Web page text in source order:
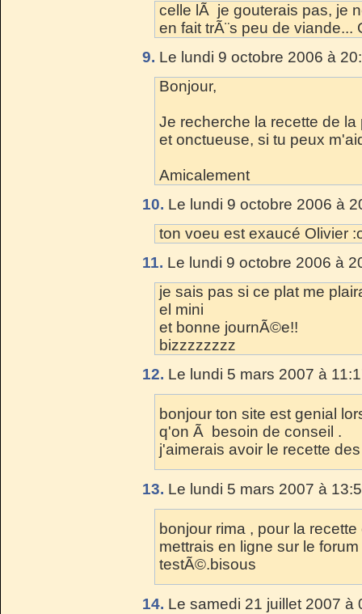
celle lÃ je gouterais pas, je
en fait trÃ¨s peu de viande...
9. Le lundi 9 octobre 2006 à
Bonjour,
Je recherche la recette de
et onctueuse, si tu peux
Amicalement
10. Le lundi 9 octobre 2006 à
ton voeu est exaucé Olivier
11. Le lundi 9 octobre 2006 à
je sais pas si ce plat me
el mini
et bonne journÃ©e!!
bizzzzzzzz
12. Le lundi 5 mars 2007 à
bonjour ton site est genial
q'on Ã besoin de conseil .
j'aimerais avoir le recette
13. Le lundi 5 mars 2007 à
bonjour rima , pour la
mettrais en ligne sur le
testÃ©.bisous
14. Le samedi 21 juillet 2007 à